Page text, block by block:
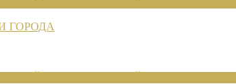
ГОРОДА